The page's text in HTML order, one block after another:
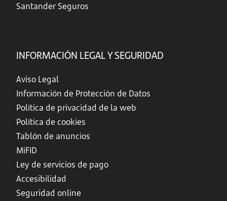
Santander Seguros
INFORMACIÓN LEGAL Y SEGURIDAD
Aviso Legal
Información de Protección de Datos
Política de privacidad de la web
Política de cookies
Tablón de anuncios
MiFID
Ley de servicios de pago
Accesibilidad
Seguridad online